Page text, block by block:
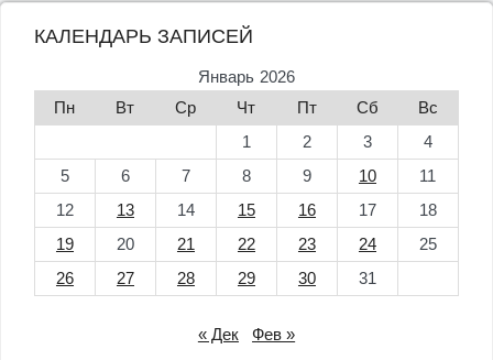
КАЛЕНДАРЬ ЗАПИСЕЙ
Январь 2026
Пн
Вт Ср Чт Пт Сб
Вс
1
2 3
4
5
6 7 8 9 10
11
12
13 14 15 16 17
18
19
20 21 22 23 24
25
26
27 28 29 30 31
« Дек Фев »